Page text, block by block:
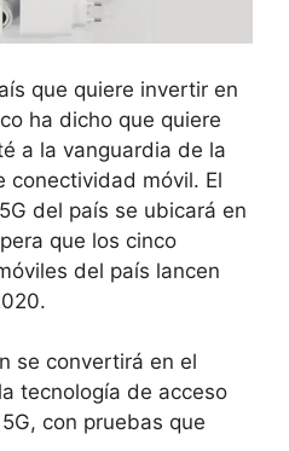
que quiere invertir en
ha dicho que quiere
a la vanguardia de la
conectividad móvil. El
del país se ubicará en
que los cinco
del país lancen
se convertirá en el
tecnología de acceso
con pruebas que